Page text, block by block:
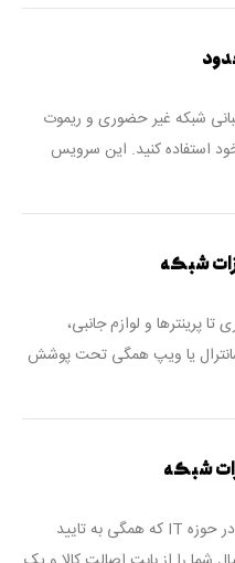
شبکه غیر حضوری و ریموت
استفاده کنید. این سرویس
شبکه
پرینترها و لوازم جانبی،
یا ویپ همگی تحت پوشش
شبکه
تامین تمام تجهیزات و قطعات مورد نیاز در حوزه IT که همگی به تایید